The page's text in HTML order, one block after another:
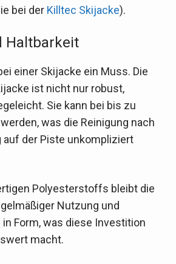
bei der Killtec Skijacke).
Haltbarkeit
einer Skijacke ein Muss. Die
ist nicht nur robust,
Sie kann bei bis zu
was die Reinigung nach
auf der Piste unkompliziert
Polyesterstoffs bleibt die
Nutzung und
Form, was diese Investition
macht.